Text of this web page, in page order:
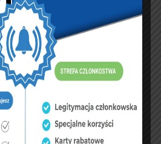
nie ma zakupowych
szaleństw